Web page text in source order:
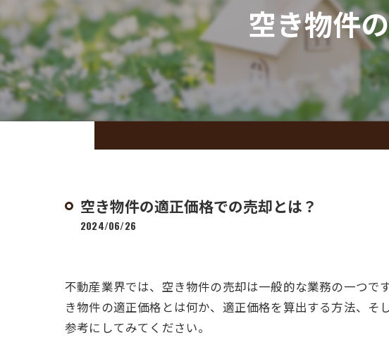
空き物件
空き物件の適正価格での売却とは？
2024/06/26
不動産業界では、空き物件の売却は一般的な業務の一つで
き物件の適正価格とは何か、適正価格を算出する方法、
参考にしてみてください。